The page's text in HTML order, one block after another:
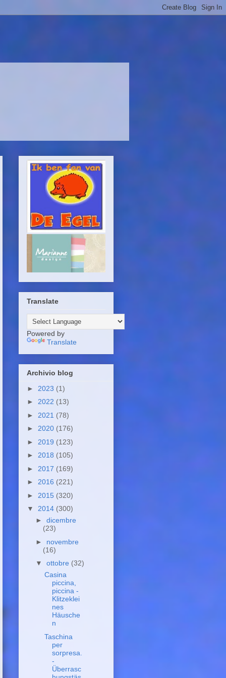
Translate
Powered by
Translate
Archivio blog
► 2023 (1)
► 2022 (13)
► 2021 (78)
► 2020 (176)
► 2019 (123)
► 2018 (105)
► 2017 (169)
► 2016 (221)
► 2015 (320)
▼ 2014 (300)
► dicembre
(23)
► novembre
(16)
▼ ottobre (32)
Casina
piccina,
piccina -
Klitzeklei
nes
Häusche
n
Taschina
per
sorpresa.
-
Überrasc